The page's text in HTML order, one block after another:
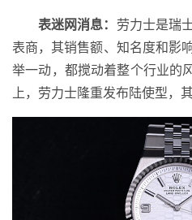
表迷网消息： 劳力士是瑞
表商，其销售额、知名度和影
举一动，都搅动着整个行业的
上，劳力士隆重发布陆使型，